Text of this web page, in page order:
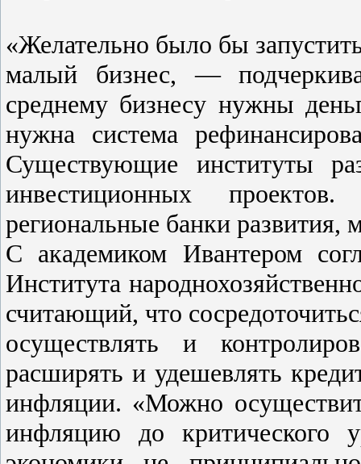
«Желательно было бы
малый бизнес, —
среднему бизнесу нужны
нужна система
Существующие институты
инвестиционных
региональные банки развития,
С академиком Ивантером
Института
считающий, что
осуществлять и
расширять и удешевлять
инфляции. «Можно
инфляцию до критического